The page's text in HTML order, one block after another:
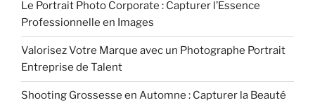
Le Portrait Photo Corporate : Capturer l’Essence
Professionnelle en Images
Valorisez Votre Marque avec un Photographe Portrait
Entreprise de Talent
Shooting Grossesse en Automne : Capturer la Beauté